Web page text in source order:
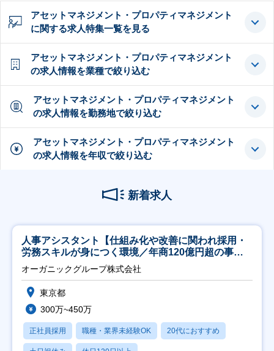
アセットマネジメント・プロパティマネジメント
に関する求人特集一覧を見る
アセットマネジメント・プロパティマネジメント
の求人情報を業種で絞り込む
アセットマネジメント・プロパティマネジメント
の求人情報を勤務地で絞り込む
アセットマネジメント・プロパティマネジメント
の求人情報を年収で絞り込む
新着求人
人事アシスタント【仕組み化や改善に関われ採用・
労務スキルが身につく環境／年商120億円超の事業
会社】
オーガニックグループ株式会社
東京都
300万~450万
正社員採用 職種・業界未経験OK 20代におすすめ